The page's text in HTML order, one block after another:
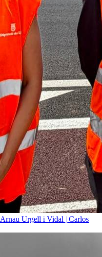
Arnau Urgell i Vidal | Carlos